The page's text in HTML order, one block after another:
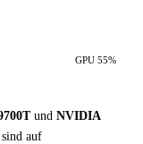
GPU 55%
und NVIDIA
auf